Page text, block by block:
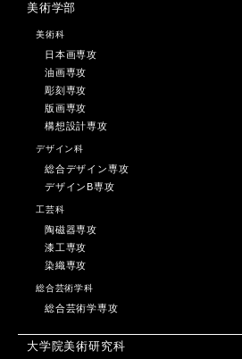
美術学部
美術科
日本画専攻
油画専攻
彫刻専攻
版画専攻
構想設計専攻
デザイン科
総合デザイン専攻
デザインB専攻
工芸科
陶磁器専攻
漆工専攻
染織専攻
総合芸術学科
総合芸術学専攻
大学院美術研究科